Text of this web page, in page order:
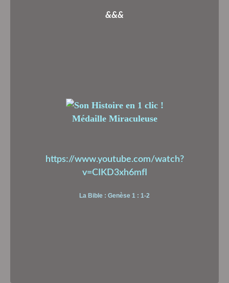
&&&
Médaille Miraculeuse
https://www.youtube.com/watch?
v=CIKD3xh6mfI
La Bible : Genèse 1 : 1-2